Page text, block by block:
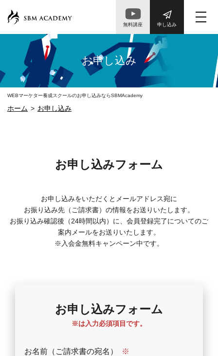
無料講座 申し込み
お申し込み
ホーム お申し込み
WEBマーケター養成スクールのお申し込みならSBMAcademy
お申し込みフォーム
お申し込みをいただくとメールアドレス宛に
お振り込み先（ご請求書）の情報をお送りいたします。
お振り込み確認後（24時間以内）に、会員登録完了についてのご
案内メールをお送りいたします。
※入会金無料キャンペーン中です。
お申し込みフォーム
※は入力必須項目です。
お名前（ご請求書の宛名） ※